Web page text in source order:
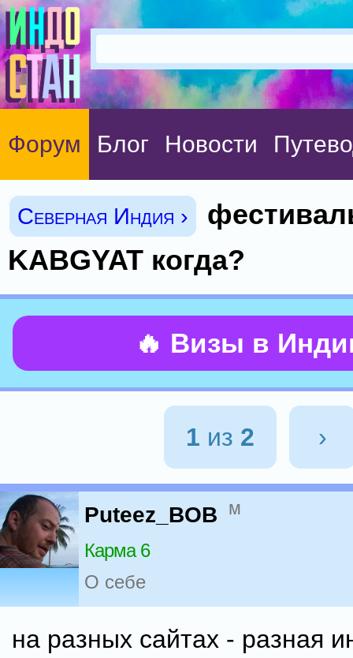
Форум Блог Новости
Северная Индия ›
KABGYAT когда?
🔥 Визы в
1 из 2 ›
Puteez_BOB м
Карма 6
О себе
на разных сайтах - разная